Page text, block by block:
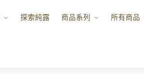
探索純露 商品系列 所有商品